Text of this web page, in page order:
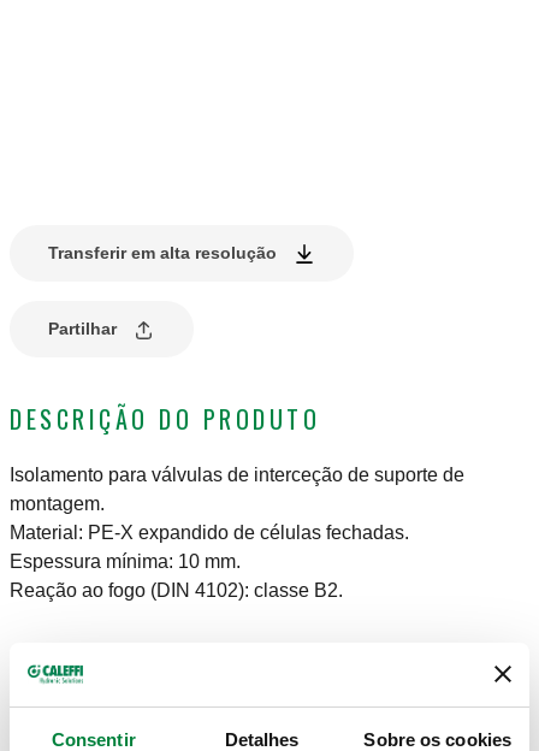
Consentir Detalhes Sobre os cookies
Transferir em alta resolução
Partilhar
DESCRIÇÃO DO PRODUTO
Isolamento para válvulas de interceção de suporte de
montagem.
Material: PE-X expandido de células fechadas.
Espessura mínima: 10 mm.
Reação ao fogo (DIN 4102): classe B2.
DESENHOS E ESPECIFICAÇÕES